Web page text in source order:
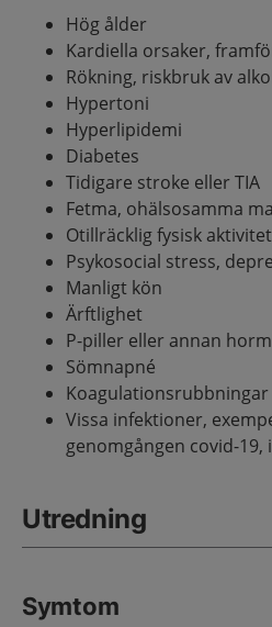
Hög ålder
Kardiella orsaker,
Rökning, riskbruk av
Hypertoni
Hyperlipidemi
Diabetes
Tidigare stroke eller TIA
Fetma, ohälsosamma
Otillräcklig fysisk aktivitet
Psykosocial stress,
Manligt kön
Ärftlighet
P-piller eller annan
Sömnapné
Koagulationsrubbningar
Vissa infektioner,
genomgången covid-19,
Utredning
Symtom